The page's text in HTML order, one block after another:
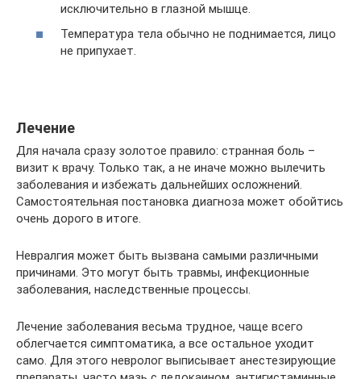
исключительно в глазной мышце.
Температура тела обычно не поднимается, лицо
не припухает.
Лечение
Для начала сразу золотое правило: странная боль –
визит к врачу. Только так, а не иначе можно вылечить
заболевания и избежать дальнейших осложнений.
Самостоятельная постановка диагноза может обойтись
очень дорого в итоге.
Невралгия может быть вызвана самыми различными
причинами. Это могут быть травмы, инфекционные
заболевания, наследственные процессы.
Лечение заболевания весьма трудное, чаще всего
облегчается симптоматика, а все остальное уходит
само. Для этого невролог выписывает анестезирующие